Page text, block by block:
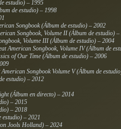
estudio) – 1995
de estudio) – 1998
Songbook(Álbum de estudio) – 2002
Songbook, Volume II(Álbum de estudio) –
Volume III(Álbum de estudio) – 2004
American Songbook, Volume IV(Álbum de
of Our Time (Álbum de estudio) – 2006
Songbook Volume V(Álbum de
estudio) – 2012
(Álbum en directo) – 2014
– 2015
– 2018
estudio) – 2021
Jools Holland) – 2024